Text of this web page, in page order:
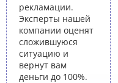
рекламации.
Эксперты нашей
компании оценят
сложившуюся
ситуацию и
вернут вам
деньги до 100%.